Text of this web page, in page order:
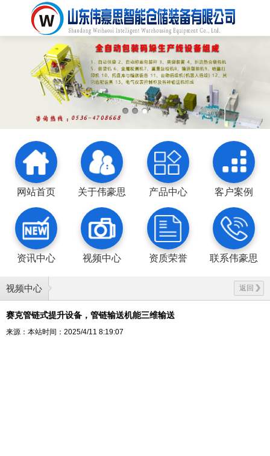
网站首页 关于伟豪思 产品中心 客户案例
资讯中心 视频中心 资质荣誉 联系伟豪思
视频中心 返回
赛克管链式提升设备，管链输送机能三维输送
来源：本站时间：2025/4/11 8:19:07